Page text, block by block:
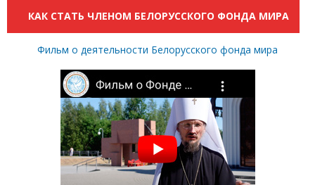
КАК СТАТЬ ЧЛЕНОМ БЕЛОРУССКОГО ФОНДА МИРА
Фильм о деятельности Белорусского фонда мира